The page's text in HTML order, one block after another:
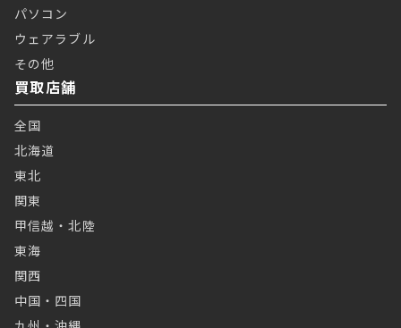
パソコン
ウェアラブル
その他
買取店舗
全国
北海道
東北
関東
甲信越・北陸
東海
関西
中国・四国